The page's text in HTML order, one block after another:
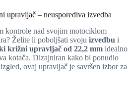
upravljač – neusporediva izvedba
kontrole nad svojim motociklom
Želite li poboljšati svoju izvedbu i
križni upravljač od 22,2 mm idealno
kotača. Dizajniran kako bi ponudio
ovaj upravljač je savršen izbor za